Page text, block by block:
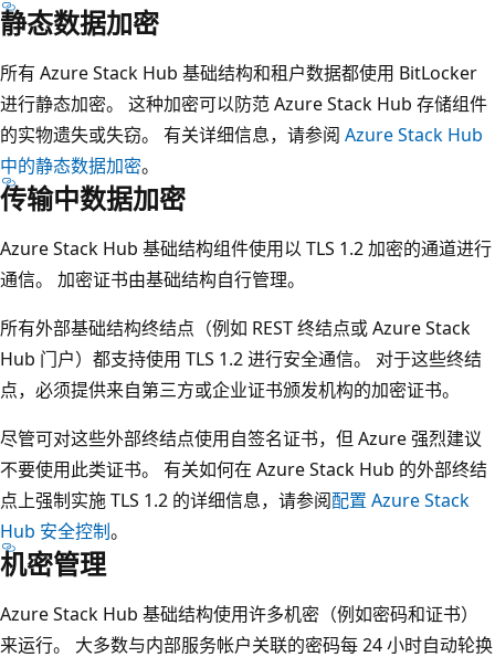
静态数据加密
所有 Azure Stack Hub 基础结构和租户数据都使用 BitLocker
进行静态加密。 这种加密可以防范 Azure Stack Hub 存储组件
的实物遗失或失窃。 有关详细信息，请参阅 Azure Stack Hub
中的静态数据加密。
传输中数据加密
Azure Stack Hub 基础结构组件使用以 TLS 1.2 加密的通道进行
通信。 加密证书由基础结构自行管理。
所有外部基础结构终结点（例如 REST 终结点或 Azure Stack
Hub 门户）都支持使用 TLS 1.2 进行安全通信。 对于这些终结
点，必须提供来自第三方或企业证书颁发机构的加密证书。
尽管可对这些外部终结点使用自签名证书，但 Azure 强烈建议
不要使用此类证书。 有关如何在 Azure Stack Hub 的外部终结
点上强制实施 TLS 1.2 的详细信息，请参阅配置 Azure Stack
Hub 安全控制。
机密管理
Azure Stack Hub 基础结构使用许多机密（例如密码和证书）
来运行。 大多数与内部服务帐户关联的密码每 24 小时自动轮换